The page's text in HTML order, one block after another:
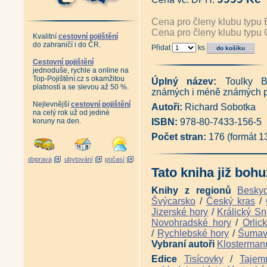
Kvalitní cestovní pojištění
do zahraničí i do ČR.
Cestovní pojištění
jednoduše, rychle a online na
Top-Pojištění.cz s okamžitou
platností a se slevou až 50 %.
Nejlevnější cestovní pojištění
na celý rok už od jediné
koruny na den.
doprava ubytování počasí
Šumava - vyprávění z Hoidlí
Šumava - putování časem
Šumava - putování za
Šumava mezi dvěma národy
Příběhy z válečných a
Reemigranti - Minulost
Raději zešílet v divočině -
Trefen šumavským genem
Šumavští rodáci vzpomínají
Šumavští rodáci vzpomínají 2
Šumavští rodáci vzpomínají 3
Šumavští rodáci vzpomínají 4
Šumavští rodáci vzpomínají 5
Poválečné osudy
Svědectví z poválečné
Šumavští převaděči (Pavel
1951 - vydání 2018 (Pavel
Krajem šumavských Lad -
Šumava - Březník: Co bylo
Šumava - Březník: Co bylo
Tam na konci údolí - Jelení
Šumavské vzpomínky na
Šumavská putování za
Příběhy šumavských sklářů
Šumavští muzikanti (Ivana
Cena pro členy klubu typu
Cena pro členy klubu typu
Přidat ks
Úplný název: Toulky
známých i méně známých
Autoři: Richard Sobotka
ISBN: 978-80-7433-156-5
Počet stran: 176 (formát
Tato kniha již
Knihy z regionů
Švýcarsko / Český kras /
Jizerské hory / Králický
Novohradské hory/
/ Rychlebské hory /
Vybraní autoři
Edice Tisícovky/